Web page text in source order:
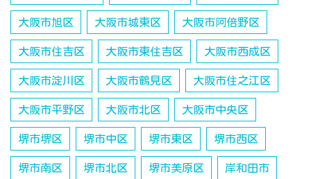
大阪市旭区 大阪市城東区 大阪市阿倍野区
大阪市住吉区 大阪市東住吉区 大阪市西成区
大阪市淀川区 大阪市鶴見区 大阪市住之江区
大阪市平野区 大阪市北区 大阪市中央区
堺市堺区 堺市中区 堺市東区 堺市西区
堺市南区 堺市北区 堺市美原区 岸和田市